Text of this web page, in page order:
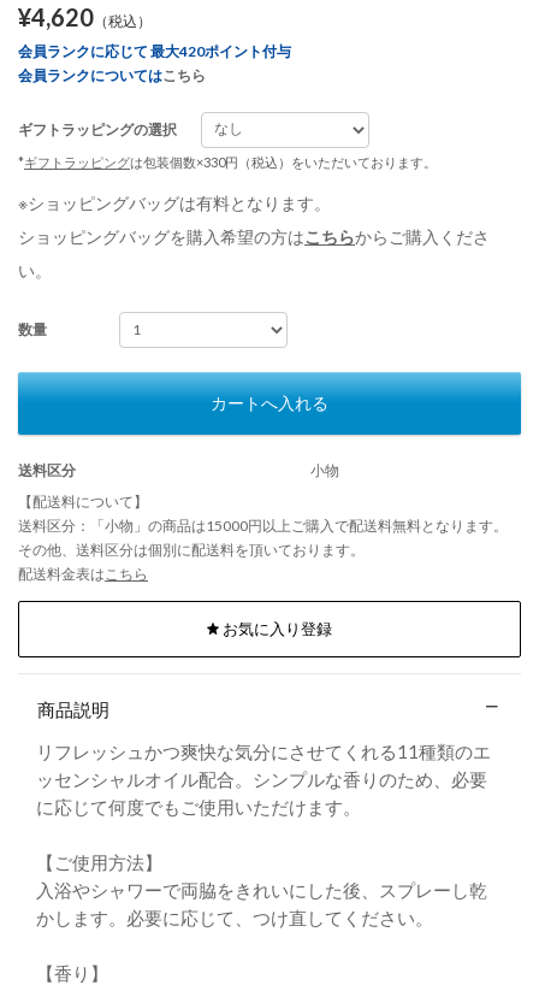
¥4,620 （税込）
会員ランクに応じて 最大420ポイント付与
会員ランクについてはこちら
ギフトラッピングの選択
*ギフトラッピングは包装個数×330円（税込）をいただいております。
※ショッピングバッグは有料となります。
ショッピングバッグを購入希望の方はこちらからご購入くださ
い。
数量
カートへ入れる
送料区分
小物
【配送料について】
送料区分：「小物」の商品は15000円以上ご購入で配送料無料となります。
その他、送料区分は個別に配送料を頂いております。
配送料金表は こちら
お気に入り登録
商品説明
リフレッシュかつ爽快な気分にさせてくれる11種類のエ
ッセンシャルオイル配合。シンプルな香りのため、必要
に応じて何度でもご使用いただけます。
【ご使用方法】
入浴やシャワーで両脇をきれいにした後、スプレーし乾
かします。必要に応じて、つけ直してください。
【香り】